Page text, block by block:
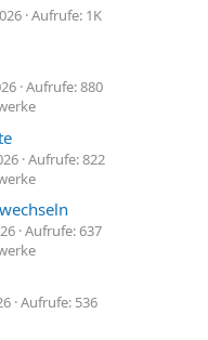
Aufrufe: 1K
Aufrufe: 880
Aufrufe: 822
Aufrufe: 637
Aufrufe: 536